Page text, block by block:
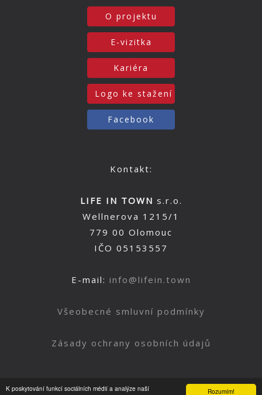
Rozumím!
K poskytování funkcí sociálních médií a analýze naší
O projektu
E-vizitka
Kariéra
Logo ke stažení
Facebook
Kontakt:
LIFE IN TOWN s.r.o.
Wellnerova 1215/1
779 00 Olomouc
IČO 05153557
E-mail: info@lifein.town
Všeobecné smluvní podmínky
Zásady ochrany osobních údajů